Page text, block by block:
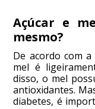
Açúcar e
mesmo?
De acordo com
mel é
disso, o mel
antioxidantes.
diabetes, é